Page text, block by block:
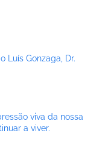
Luís Gonzaga, Dr.
viva da nossa
a viver.